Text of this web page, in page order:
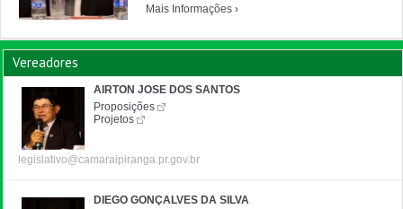
Mais Informações ›
Vereadores
AIRTON JOSE DOS SANTOS
Proposições
Projetos
legislativo@camaraipiranga.pr.gov.br
DIEGO GONÇALVES DA SILVA